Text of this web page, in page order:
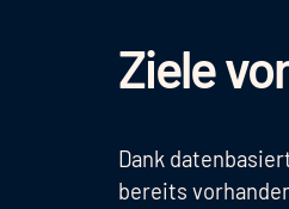
Ziele
Dank
bereits